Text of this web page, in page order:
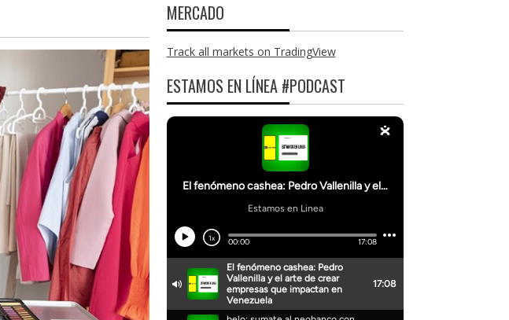
MERCADO
Track all markets on TradingView
ESTAMOS EN LÍNEA #PODCAST